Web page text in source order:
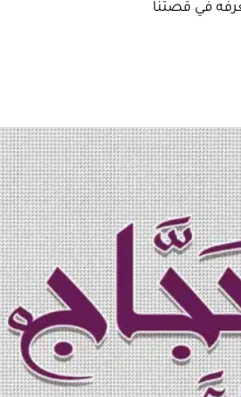
في قصتنا